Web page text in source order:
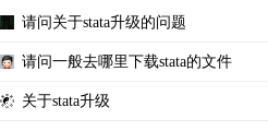
请问关于stata升级的问题
请问一般去哪里下载stata的文件
关于stata升级